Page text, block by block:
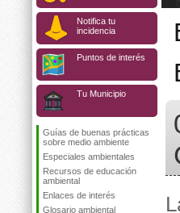
Notifica tu
incidencia
Puntos de interés
Tu Municipio
Guías de buenas prácticas
sobre medio ambiente
Especiales ambientales
Recursos de educación
ambiental
Enlaces de interés
Glosario ambiental